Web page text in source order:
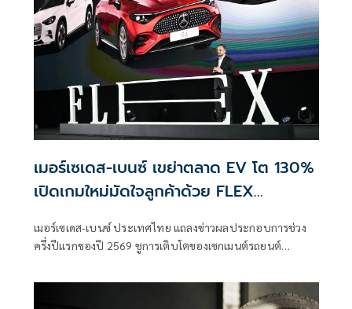
เมอร์เซเดส-เบนซ์ เขย่าตลาด EV โต 130%
เปิดเกมใหม่มัดใจลูกค้าด้วย FLEX
เมอร์เซเดส-เบนซ์ ประเทศไทย แถลงข่าวผลประกอบการช่วง
ครึ่งปีแรกของปี 2569 ชูการเติบโตของเซกเมนต์รถยนต์